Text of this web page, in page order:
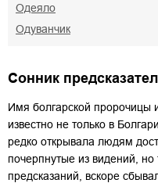
Одеяло
Одуванчик
Сонник
Имя болгарской пророчицы
известно не только в
редко открывала людям
почерпнутые из видений,
предсказаний, вскоре